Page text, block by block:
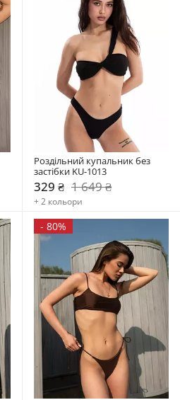
Роздільний купальник без
застібки KU-1013
329 ₴ 1 649 ₴
+ 2 кольори
- 80%